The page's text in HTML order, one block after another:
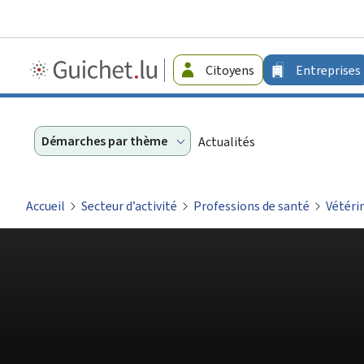
Guichet.lu
-
Citoyens Entreprises
Démarches par thème Actualités
Accueil Secteur d’activité Professions de santé